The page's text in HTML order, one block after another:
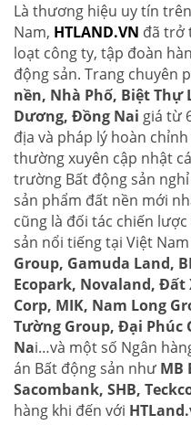
Là thương hiệu uy tín
Nam, HTLAND.VN đã trở
loạt công ty, tập đoàn
động sản. Trang chuyên
nền, Nhà Phố, Biệt Thự
Dương, Đồng Nai giá từ
địa và pháp lý hoàn
thường xuyên cập nhật
trường Bất động sản
sản phẩm đất nền mới
cũng là đối tác chiến
sản nổi tiếng tại Việt
Group, Gamuda Land,
Ecopark, Novaland,
Corp, MIK, Nam Long
Tường Group, Đại Phúc
Nai…và một số Ngân
án Bất động sản như MB
Sacombank, SHB,
hàng khi đến với